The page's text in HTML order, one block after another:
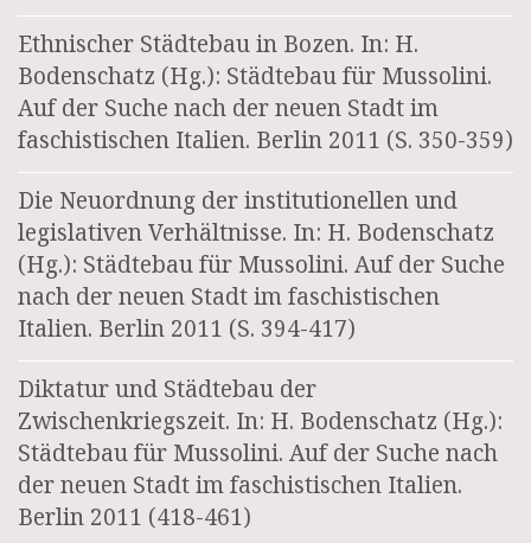
Ethnischer Städtebau in Bozen. In: H.
Bodenschatz (Hg.): Städtebau für Mussolini.
Auf der Suche nach der neuen Stadt im
faschistischen Italien. Berlin 2011 (S. 350-359)
Die Neuordnung der institutionellen und
legislativen Verhältnisse. In: H. Bodenschatz
(Hg.): Städtebau für Mussolini. Auf der Suche
nach der neuen Stadt im faschistischen
Italien. Berlin 2011 (S. 394-417)
Diktatur und Städtebau der
Zwischenkriegszeit. In: H. Bodenschatz (Hg.):
Städtebau für Mussolini. Auf der Suche nach
der neuen Stadt im faschistischen Italien.
Berlin 2011 (418-461)